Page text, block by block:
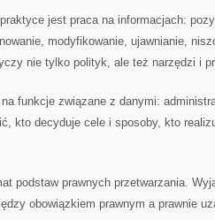
jest praca na informacjach:
modyfikowanie, ujawnianie,
nie tylko polityk, ale też narzędzi i
funkcje związane z danymi:
kto decyduje cele i sposoby, kto
podstaw prawnych przetwarzania.
obowiązkiem prawnym a prawnie